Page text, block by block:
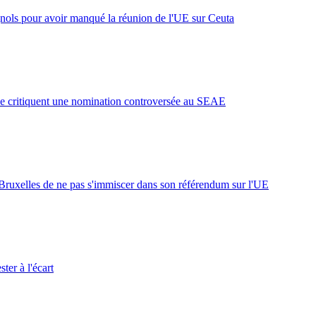
pour avoir manqué la réunion de l'UE sur Ceuta
une nomination controversée au SEAE
de ne pas s'immiscer dans son référendum sur l'UE
à l'écart